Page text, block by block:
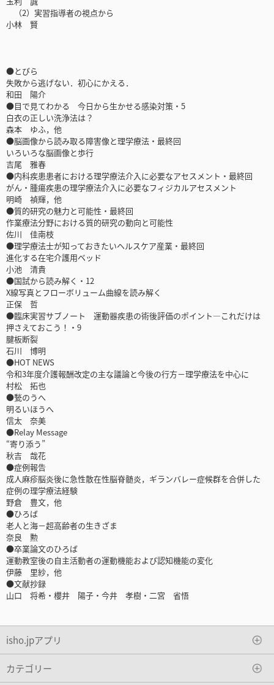
（2）実習指導者の視点から
小林 賢
●とびら
失敗から逃げない．初心にかえる．
和田 陽介
●目で見てわかる 今日から生かせる感染対策・5
白衣の正しい洗浄法は？
森本 ゆふ，他
●脳画像から読み取る障害像と理学療法・最終回
いろいろな脳画像と歩行
吉尾 雅春
●内科疾患患者における理学療法介入に必要なアセスメント・最終回
がん・腫瘍疾患の理学療法介入に必要なフィジカルアセスメント
明崎 禎輝，他
●質的研究の魅力と可能性・最終回
作業療法分野における質的研究の動向と可能性
佐川 佳南枝
●理学療法士が知っておきたいヘルスケア産業・最終回
進化する在宅介護用ベッド
小池 清貴
●国試から読み解く・12
X線写真とフローボリューム曲線を読み解く
正保 哲
●臨床実習サブノート 運動器疾患の術後評価のポイント―これだけは
押さえておこう！・9
腱板断裂
石川 博明
●HOT NEWS
令和3年度介護報酬改定の主な議論と今後の行方－理学療法を中心に
村松 拓也
●甃のうへ
明るいほうへ
信太 奈美
●Relay Message
“寄り添う”
秋吉 哉花
●症例報告
成人麻疹脳炎後に急性散在性脳脊髄炎，ギランバレー症候群を合併した
症例の理学療法経験
野倉 豊文，他
●ひろば
老人と海－超高齢者の生きざま
奈良 勲
●卒業論文のひろば
運動教室後の自主活動者の運動機能および認知機能の変化
伊藤 里紗，他
●文献抄録
山口 将希・櫻井 陽子・今井 孝樹・二宮 省悟
isho.jpアプリ
カテゴリー